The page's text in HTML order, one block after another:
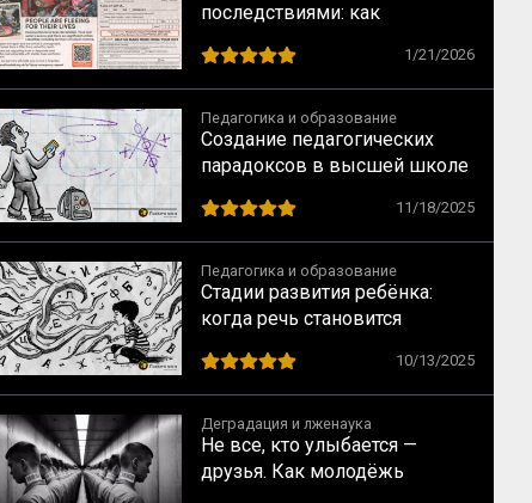
последствиями: как
тех, кому помогает
1/21/2026
Педагогика и образование
Создание педагогических
парадоксов в высшей школе
11/18/2025
Педагогика и образование
Стадии развития ребёнка:
когда речь становится
мышление — речевым10/13/2025
Деградация и лженаука
Не все, кто улыбается —
друзья. Как молодёжь